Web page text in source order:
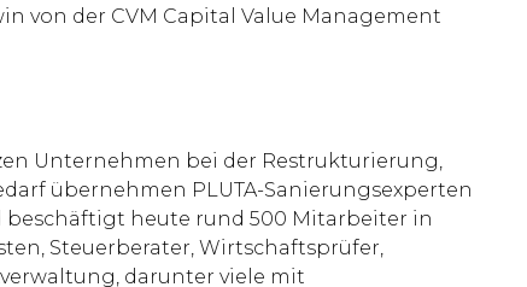
von der CVM Capital Value Management
Unternehmen bei der Restrukturierung,
übernehmen PLUTA-Sanierungsexperten
beschäftigt heute rund 500 Mitarbeiter in
Steuerberater, Wirtschaftsprüfer,
darunter viele mit